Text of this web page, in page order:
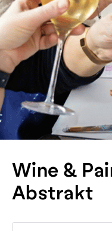
Wine &
Abstrakt